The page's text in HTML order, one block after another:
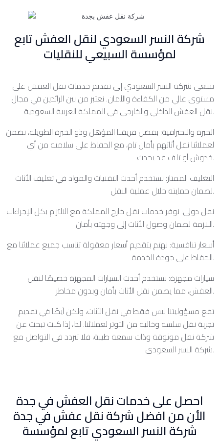
شركة النسر السعودي لنقل العفش تابع
لمؤسسة السبيعي للنقليات
تسعى شركة النسر السعودي إلى تقديم خدمات نقل العفش على
مستوى عالي من الكفاءة والأمان. نعتبر من بين الرائدين في مجال
نقل العفش الداخلي والخارجي في المملكة العربية السعودية.
الخبرة والاحترافية: بفضل فريقنا المؤهل وذو الخبرة الطويلة، نضمن
لعملائنا نقل أثاثهم بأمان تام، مع الحفاظ على سلامته من أي
خدوش أو تلف قد يحدث.
التغليف الممتاز: نستخدم أحدث التقنيات والمواد في تغليف الأثاث
لضمان حمايته خلال عملية النقل.
نقل دولي: نوفر خدمات نقل خارج المملكة مع الالتزام بكل الإجراءات
اللازمة لضمان وصول الأثاث إلى وجهته بأمان.
أسعار تنافسية: نهتم بتقديم أسعار معقولة تناسب جميع عملائنا مع
الحفاظ على جودة الخدمة.
سيارات مجهزة: نستخدم أحدث السيارات المجهزة خصيصًا لنقل
العفش، مما يضمن نقل الأثاث بأمان وبدون مخاطر.
تقع مسؤوليتنا ليس فقط في نقل الأثاث، ولكن أيضًا في تقديم
تجربة نقل سلسة وخالية من التوتر لعملائنا. لذا، إذا كنت تبحث عن
شركة نقل موثوقة وذات سمعة طيبة، فلا تتردد في التواصل مع
شركة النسر السعودي.
احصل على خدمات نقل العفش في جدة
الأن من افضل شركة نقل عفش في جدة
شركة النسر السعودي تابع لمؤسسة